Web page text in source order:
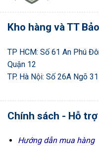
Kho hàng và TT
TP HCM: Số 61 An Phú
Quận 12
TP. Hà Nội: Số 26A Ngõ
Chính sách - Hỗ trợ
Hướng dẫn mua hàng